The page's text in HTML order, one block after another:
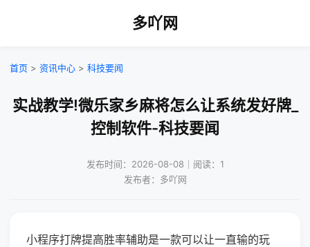
多吖网
首页 > 资讯中心 > 科技要闻
实战教学!微乐家乡麻将怎么让系统发好牌_
控制软件-科技要闻
发布时间：2026-08-08｜阅读：1
发布者：多吖网
小程序打牌提高胜率辅助是一款可以让一直输的玩